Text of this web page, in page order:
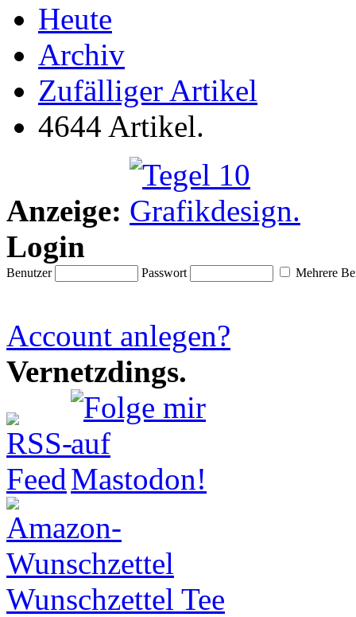
Heute
Archiv
Zufälliger Artikel
4644 Artikel.
Anzeige:
Login
Benutzer Passwort Mehrere
Account anlegen?
Vernetzdings.
Wunschzettel Tee